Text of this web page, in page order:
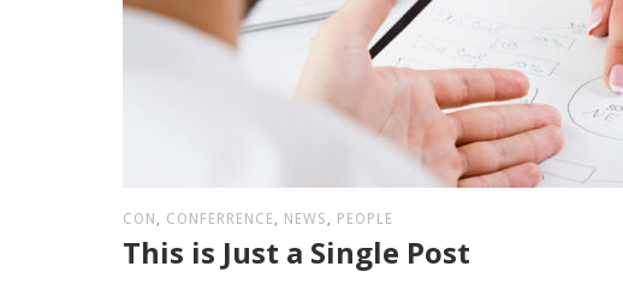
CON , CONFERRENCE , NEWS , PEOPLE
This is Just a Single Post